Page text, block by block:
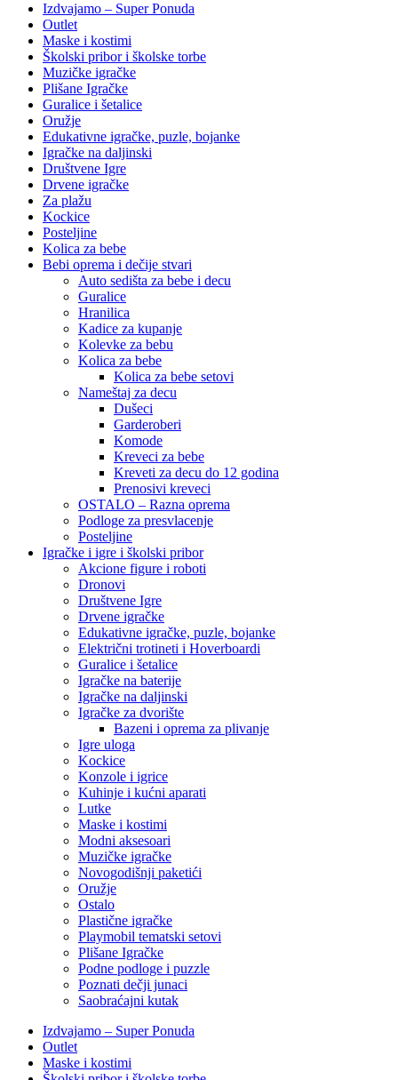
Izdvajamo – Super Ponuda
Outlet
Maske i kostimi
Školski pribor i školske torbe
Muzičke igračke
Plišane Igračke
Guralice i šetalice
Oružje
Edukativne igračke, puzle, bojanke
Igračke na daljinski
Društvene Igre
Drvene igračke
Za plažu
Kockice
Posteljine
Kolica za bebe
Bebi oprema i dečije stvari
Auto sedišta za bebe i decu
Guralice
Hranilica
Kadice za kupanje
Kolevke za bebu
Kolica za bebe
Kolica za bebe setovi
Nameštaj za decu
Dušeci
Garderoberi
Komode
Kreveci za bebe
Kreveti za decu do 12 godina
Prenosivi kreveci
OSTALO – Razna oprema
Podloge za presvlacenje
Posteljine
Igračke i igre i školski pribor
Akcione figure i roboti
Dronovi
Društvene Igre
Drvene igračke
Edukativne igračke, puzle, bojanke
Električni trotineti i Hoverboardi
Guralice i šetalice
Igračke na baterije
Igračke na daljinski
‎Igračke za dvorište
Bazeni i oprema za plivanje
Igre uloga
Kockice
Konzole i igrice
Kuhinje i kućni aparati
Lutke
Maske i kostimi
Modni aksesoari
Muzičke igračke
Novogodišnji paketići
Oružje
Ostalo
Plastične igračke
Playmobil tematski setovi
Plišane Igračke
Podne podloge i puzzle
Poznati dečji junaci
Saobraćajni kutak
Izdvajamo – Super Ponuda
Outlet
Maske i kostimi